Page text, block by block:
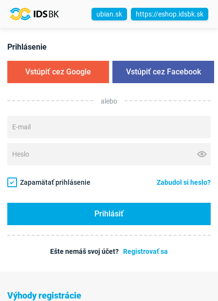
ubian.sk https://eshop.idsbk.sk
Prihlásenie
Vstúpiť cez Google Vstúpiť cez Facebook
alebo
Zapamätať prihlásenie Zabudol si heslo?
Prihlásiť
Ešte nemáš svoj účet? Registrovať sa
Výhody registrácie